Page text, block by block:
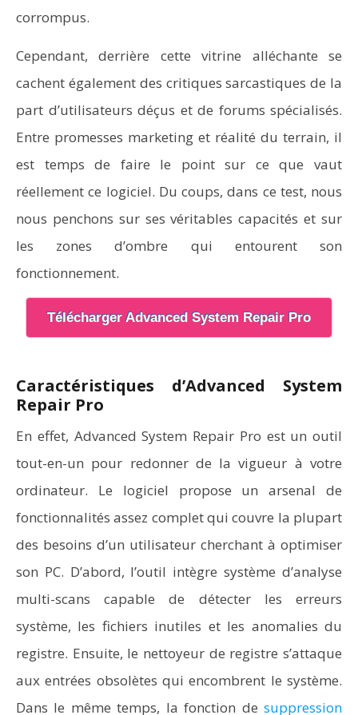
corrompus.
Cependant, derrière cette vitrine alléchante se
cachent également des critiques sarcastiques de la
part d’utilisateurs déçus et de forums spécialisés.
Entre promesses marketing et réalité du terrain, il
est temps de faire le point sur ce que vaut
réellement ce logiciel. Du coups, dans ce test, nous
nous penchons sur ses véritables capacités et sur
les zones d’ombre qui entourent son
fonctionnement.
Télécharger Advanced System Repair Pro
Caractéristiques d’Advanced System
Repair Pro
En effet, Advanced System Repair Pro est un outil
tout-en-un pour redonner de la vigueur à votre
ordinateur. Le logiciel propose un arsenal de
fonctionnalités assez complet qui couvre la plupart
des besoins d’un utilisateur cherchant à optimiser
son PC. D’abord, l’outil intègre système d’analyse
multi-scans capable de détecter les erreurs
système, les fichiers inutiles et les anomalies du
registre. Ensuite, le nettoyeur de registre s’attaque
aux entrées obsolètes qui encombrent le système.
Dans le même temps, la fonction de suppression